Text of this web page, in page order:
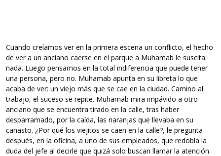
Cuando creíamos ver en la primera escena un conflicto, el hecho
de ver a un anciano caerse en el parque a Muhamab le suscita:
nada. Luego pensamos en la total indiferencia que puede tener
una persona, pero no. Muhamab apunta en su libreta lo que
acaba de ver: un viejo más que se cae en la ciudad. Camino al
trabajo, el suceso se repite. Muhamab mira impávido a otro
anciano que se encuentra tirado en la calle, tras haber
desparramado, por la caída, las naranjas que llevaba en su
canasto. ¿Por qué los viejitos se caen en la calle?, le pregunta
después, en la oficina, a uno de sus empleados, que redobla la
duda del jefe al decirle que quizá solo buscan llamar la atención.